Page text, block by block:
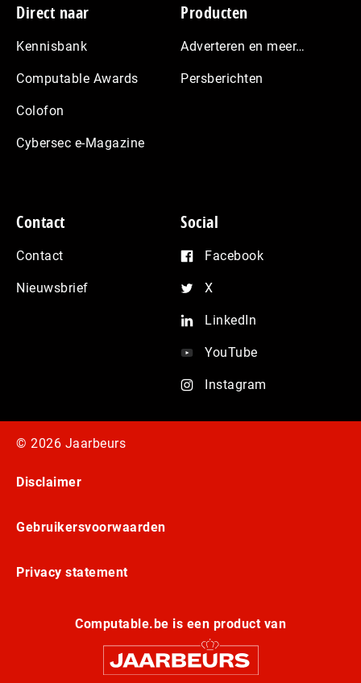
Footer
Direct naar
Kennisbank
Computable Awards
Colofon
Cybersec e-Magazine
Producten
Adverteren en meer…
Persberichten
Contact
Contact
Nieuwsbrief
Social
Facebook
X
LinkedIn
YouTube
Instagram
© 2026 Jaarbeurs
Disclaimer
Gebruikersvoorwaarden
Privacy statement
Computable.be is een product van